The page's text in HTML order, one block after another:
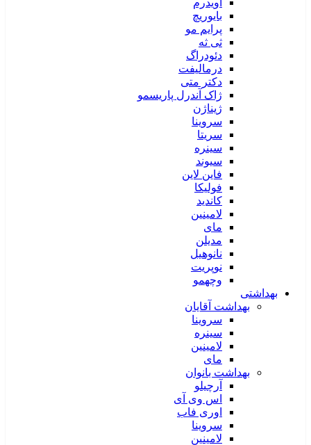
اویدرم
بایوریچ
پرایم مو
ثی ثه
دئودراگ
درمالیفت
دکتر متی
ژاک آندرل پاریسمو
ژیناژن
سروینا
سریتا
سینره
سیوند
فاین لاین
فولیکا
کاندید
لامینین
مای
مدیلن
نانوهیل
نوپریت
وچهمو
بهداشتی
بهداشت آقایان
سروینا
سینره
لامینین
مای
بهداشت بانوان
آرچیلو
اس وی آی
اوری فاب
سروینا
لامینین